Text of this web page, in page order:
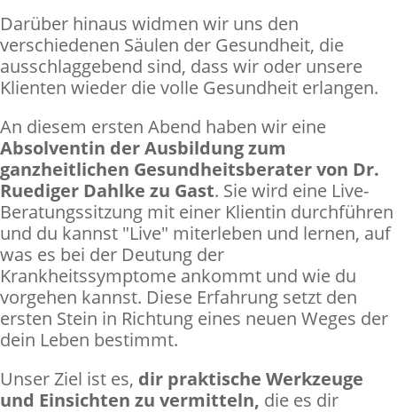
Darüber hinaus widmen wir uns den
verschiedenen Säulen der Gesundheit, die
ausschlaggebend sind, dass wir oder unsere
Klienten wieder die volle Gesundheit erlangen.
An diesem ersten Abend haben wir eine
Absolventin der Ausbildung zum
ganzheitlichen Gesundheitsberater von Dr.
Ruediger Dahlke zu Gast. Sie wird eine Live-
Beratungssitzung mit einer Klientin durchführen
und du kannst "Live" miterleben und lernen, auf
was es bei der Deutung der
Krankheitssymptome ankommt und wie du
vorgehen kannst. Diese Erfahrung setzt den
ersten Stein in Richtung eines neuen Weges der
dein Leben bestimmt.
Unser Ziel ist es, dir praktische Werkzeuge
und Einsichten zu vermitteln, die es dir